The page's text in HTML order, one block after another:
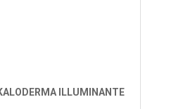
ILLUMINANTE